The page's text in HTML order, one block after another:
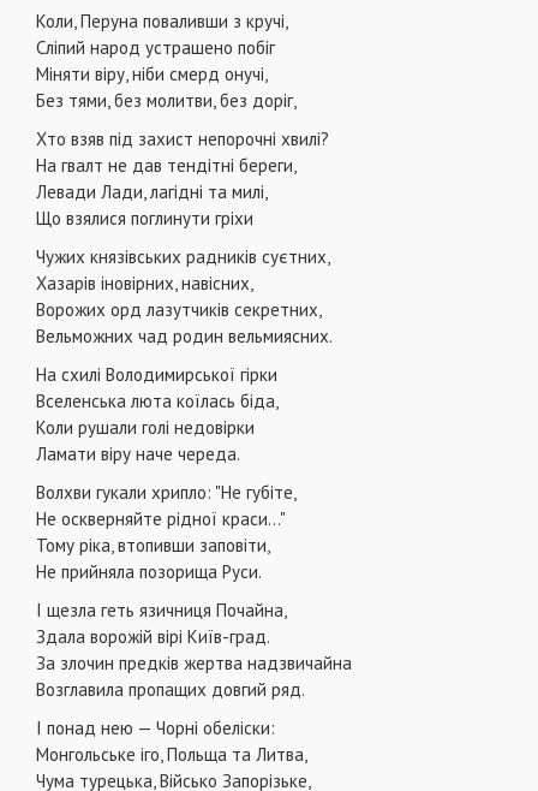
Коли, Перуна поваливши з кручі,
Сліпий народ устрашено побіг
Міняти віру, ніби смерд онучі,
Без тями, без молитви, без доріг,
Хто взяв під захист непорочні хвилі?
На гвалт не дав тендітні береги,
Левади Лади, лагідні та милі,
Що взялися поглинути гріхи
Чужих князівських радників суєтних,
Хазарів іновірних, навісних,
Ворожих орд лазутчиків секретних,
Вельможних чад родин вельмиясних.
На схилі Володимирської гірки
Вселенська люта коїлась біда,
Коли рушали голі недовірки
Ламати віру наче череда.
Волхви гукали хрипло: "Не губіте,
Не оскверняйте рідної краси..."
Тому ріка, втопивши заповіти,
Не прийняла позорища Руси.
І щезла геть язичниця Почайна,
Здала ворожій вірі Київ-град.
За злочин предків жертва надзвичайна
Возглавила пропащих довгий ряд.
І понад нею — Чорні обеліски:
Монгольське іго, Польща та Литва,
Чума турецька, Військо Запорізьке,